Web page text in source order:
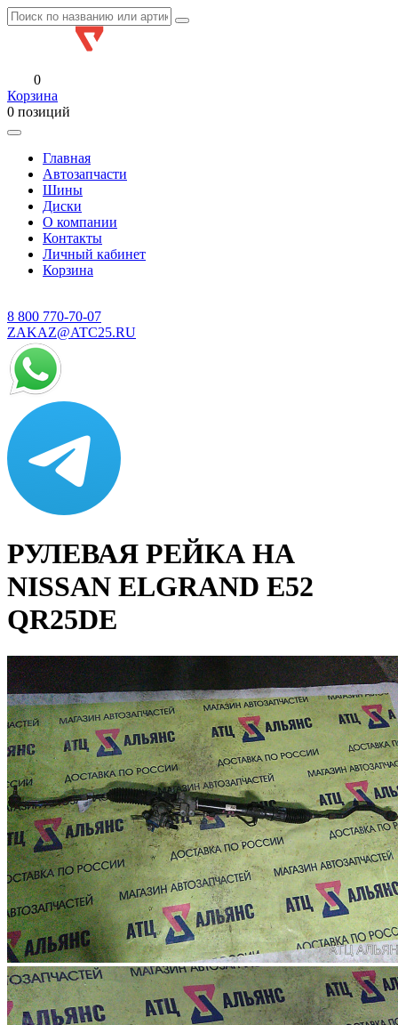
0
Корзина
0 позиций
Главная
Автозапчасти
Шины
Диски
О компании
Контакты
Личный кабинет
Корзина
8 800 770-70-07
ZAKAZ@ATC25.RU
РУЛЕВАЯ РЕЙКА НА
NISSAN ELGRAND E52
QR25DE